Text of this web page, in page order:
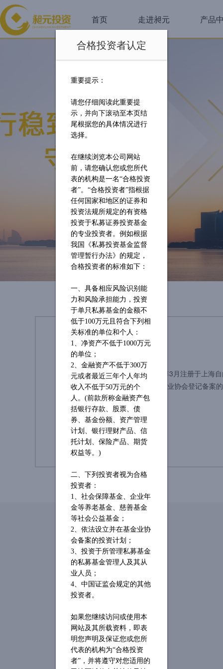
合格投资者认定
重要提示：
请您仔细阅读此重要提
示，并向下滚动至本页结
尾根据您的具体情况进行
选择。
在继续浏览本公司网站
前，请您确认您或您所代
表的机构是一名“合格投资
者”。“合格投资者”指根据
任何国家和地区的证券和
投资法规所规定的有资格
投资于私募证券投资基金
的专业投资者。例如根据
我国《私募投资基金监督
管理暂行办法》的规定，
合格投资者的标准如下：
一、具备相应风险识别能
力和风险承担能力，投资
于单只私募基金的金额不
低于100万元且符合下列相
关标准的单位和个人：
1、净资产不低于1000万元
的单位；
2、金融资产不低于300万
元或者最近三年个人年均
收入不低于50万元的个
人。(前款所称金融资产包
括银行存款、股票、债
券、基金份额、资产管理
计划、银行理财产品、信
托计划、保险产品、期货
权益等。)
二、下列投资者视为合格
投资者：
1、社会保障基金、企业年
金等养老基金、慈善基金
等社会公益基金；
2、依法设立并在基金业协
会备案的投资计划；
3、投资于所管理私募基金
的私募基金管理人及其从
业人员；
4、中国证监会规定的其他
投资者。
如果您继续访问或使用本
网站及其所载资料，即表
明您声明及保证您或您所
代表的机构为“合格投资
者”，并将遵守对您适用的
首页 走进昶元 产品
公司简介
上海昶元投资管理有限公司，2011年3月注册于上海
产管理行业，是在中国证券投资基金业协会登记备案
案号P1026852。
查看更多